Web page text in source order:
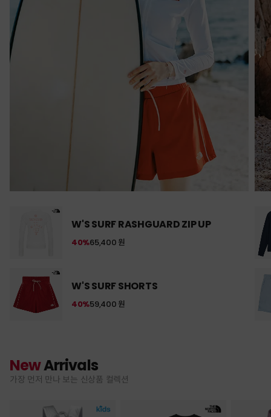
W'S SURF RASHGUARD ZIP UP
65,400 원
40%
W'S SURF SHORTS
59,400 원
40%
NewArrivals
가장 먼저 만나 보는 신상품 컬렉션